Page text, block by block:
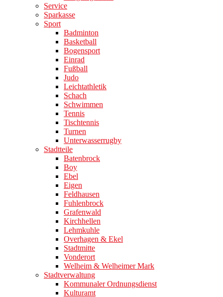
Service
Sparkasse
Sport
Badminton
Basketball
Bogensport
Einrad
Fußball
Judo
Leichtathletik
Schach
Schwimmen
Tennis
Tischtennis
Turnen
Unterwasserrugby
Stadtteile
Batenbrock
Boy
Ebel
Eigen
Feldhausen
Fuhlenbrock
Grafenwald
Kirchhellen
Lehmkuhle
Overhagen & Ekel
Stadtmitte
Vonderort
Welheim & Welheimer Mark
Stadtverwaltung
Kommunaler Ordnungsdienst
Kulturamt